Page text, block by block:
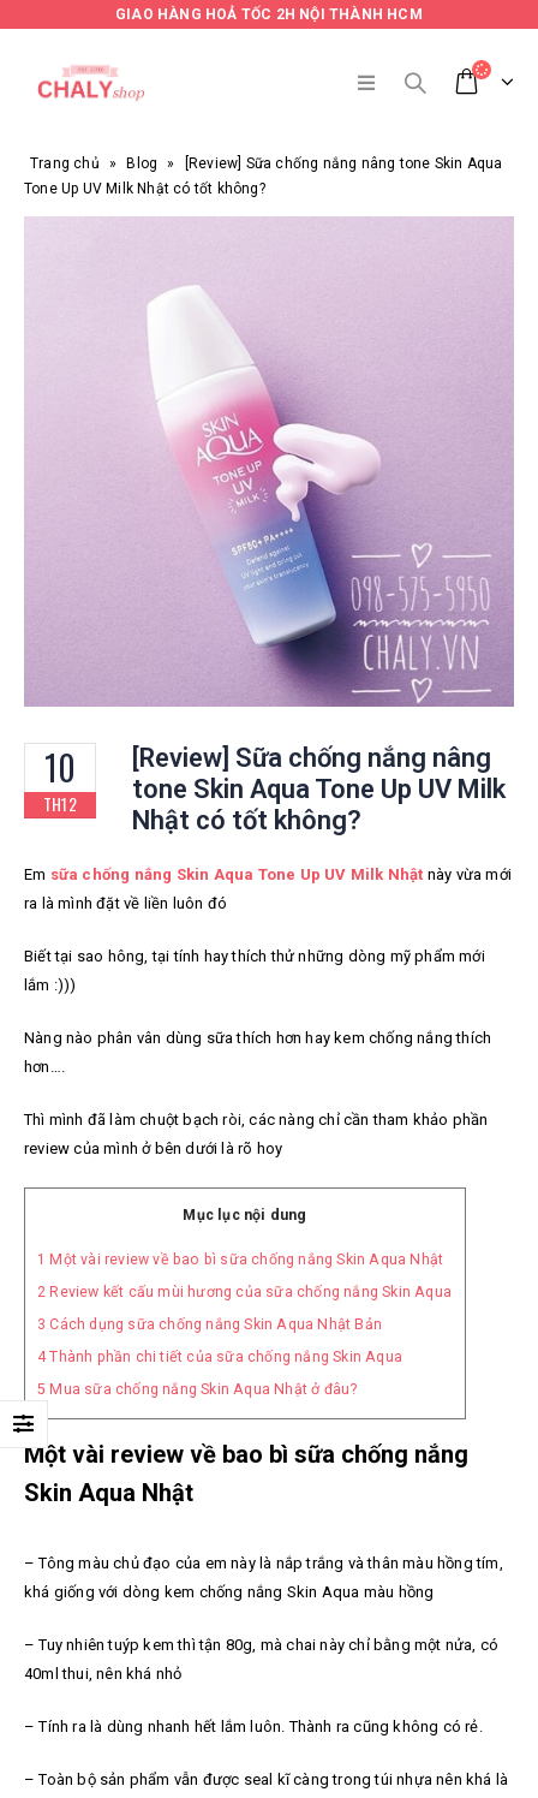
GIAO HÀNG HOẢ TỐC 2H NỘI THÀNH HCM
Trang chủ » Blog »
[Review] Sữa chống nắng nâng tone Skin Aqua
Tone Up UV Milk Nhật có tốt không?
10
TH12
[Review] Sữa chống nắng nâng
tone Skin Aqua Tone Up UV Milk
Nhật có tốt không?
Em sữa chống nắng Skin Aqua Tone Up UV Milk Nhật này vừa mới
ra là mình đặt về liền luôn đó
Biết tại sao hông, tại tính hay thích thử những dòng mỹ phẩm mới
lắm :)))
Nàng nào phân vân dùng sữa thích hơn hay kem chống nắng thích
hơn….
Thì mình đã làm chuột bạch ròi, các nàng chỉ cần tham khảo phần
review của mình ở bên dưới là rõ hoy
Mục lục nội dung
1 Một vài review về bao bì sữa chống nắng Skin Aqua Nhật
2 Review kết cấu mùi hương của sữa chống nắng Skin Aqua
3 Cách dụng sữa chống nắng Skin Aqua Nhật Bản
4Thành phần chi tiết của sữa chống nắng Skin Aqua
5 Mua sữa chống nắng Skin Aqua Nhật ở đâu?
Một vài review về bao bì sữa chống nắng
Skin Aqua Nhật
– Tông màu chủ đạo của em này là nắp trắng và thân màu hồng tím,
khá giống với dòng kem chống nắng Skin Aqua màu hồng
– Tuy nhiên tuýp kem thì tận 80g, mà chai này chỉ bằng một nửa, có
40ml thui, nên khá nhỏ
– Tính ra là dùng nhanh hết lắm luôn. Thành ra cũng không có rẻ.
– Toàn bộ sản phẩm vẫn được seal kĩ càng trong túi nhựa nên khá là